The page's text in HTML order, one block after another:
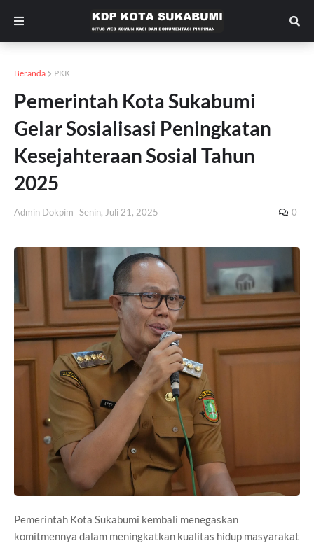
Beranda PKK
Pemerintah Kota Sukabumi
Gelar Sosialisasi Peningkatan
Kesejahteraan Sosial Tahun
2025
Admin Dokpim Senin, Juli 21, 2025 0
Pemerintah Kota Sukabumi kembali menegaskan
komitmennya dalam meningkatkan kualitas hidup masyarakat